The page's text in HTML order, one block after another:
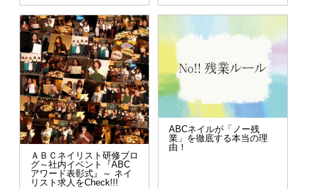
ＡＢＣネイリスト研修ブロ
グ～社内イベント『ABC
アワード表彰式』～ ネイ
リスト求人をCheck!!!
ABCネイルが「ノー残
業」を徹底する本当の理
由！